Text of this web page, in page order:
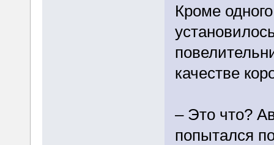
Кроме
качестве
– Это что?
попытался